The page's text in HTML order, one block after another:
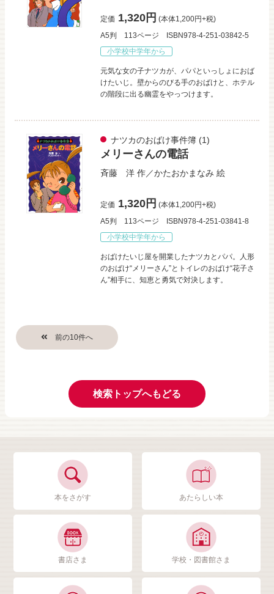
定価 1,320円 (本体1,200円+税)
A5判
113ページ
ISBN978-4-251-03842-5
小学校中学年から
元気な女の子ナツカが、パパといっしょにおば
けたいじ。壁からのびる手のおばけと、ホテル
の階段に出る幽霊をやっつけます。
ナツカのおばけ事件簿(1)
メリーさんの電話
斉藤 洋 作／かたおかまなみ 絵
定価 1,320円 (本体1,200円+税)
A5判
113ページ
ISBN978-4-251-03841-8
小学校中学年から
おばけたいじ屋を開業したナツカとパパ。人形
のおばけ“メリーさん”とトイレのおばけ“花子さ
ん”相手に、知恵と勇気で対決します。
検索トップへもどる
本をさがす あたらしい本
書店さま 学校・図書館さま